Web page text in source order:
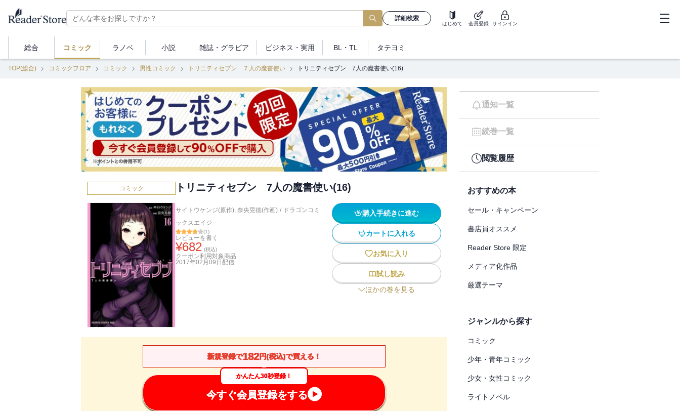
詳細検索
はじめて 会員登録 サインイン
総合 コミック ラノベ 小説 雑誌・ グラビア ビジネス ・実用 BL・TL タテヨミ
TOP(総合) コミックフロア コミック 男性コミック トリニティセブン ７人の魔書使い トリニティセブン 7人の魔書使い(16)
コミック トリニティセブン 7人の魔書使い(16)
サイトウケンジ(原作), 奈央晃徳(作画) / ドラゴンコミ
ックスエイジ
(1)
レビューを書く
¥682 (税込)
クーポン利用対象商品
2017年02月09日 配信
購入手続きに進む
カートに入れる
お気に入り
試し読み
ほかの巻を見る
新規登録で182円(税込)で買える！
かんたん30秒登録！
今すぐ会員登録をする
通知一覧
続巻一覧
閲覧履歴
おすすめの本
セール・キャンペーン
書店員オススメ
Reader Store 限定
メディア化作品
厳選テーマ
ジャンルから探す
コミック
少年・青年コミック
少女・女性コミック
ライトノベル